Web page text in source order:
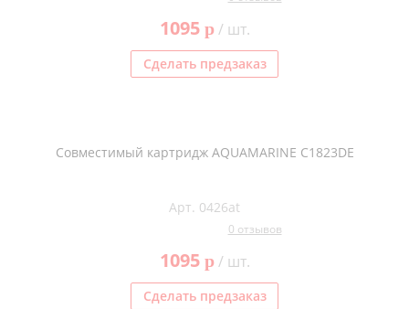
1095 p/ шт.
Сделать предзаказ
Совместимый картридж AQUAMARINE C1823DE
Арт. 0426at
0 отзывов
1095 p/ шт.
Сделать предзаказ